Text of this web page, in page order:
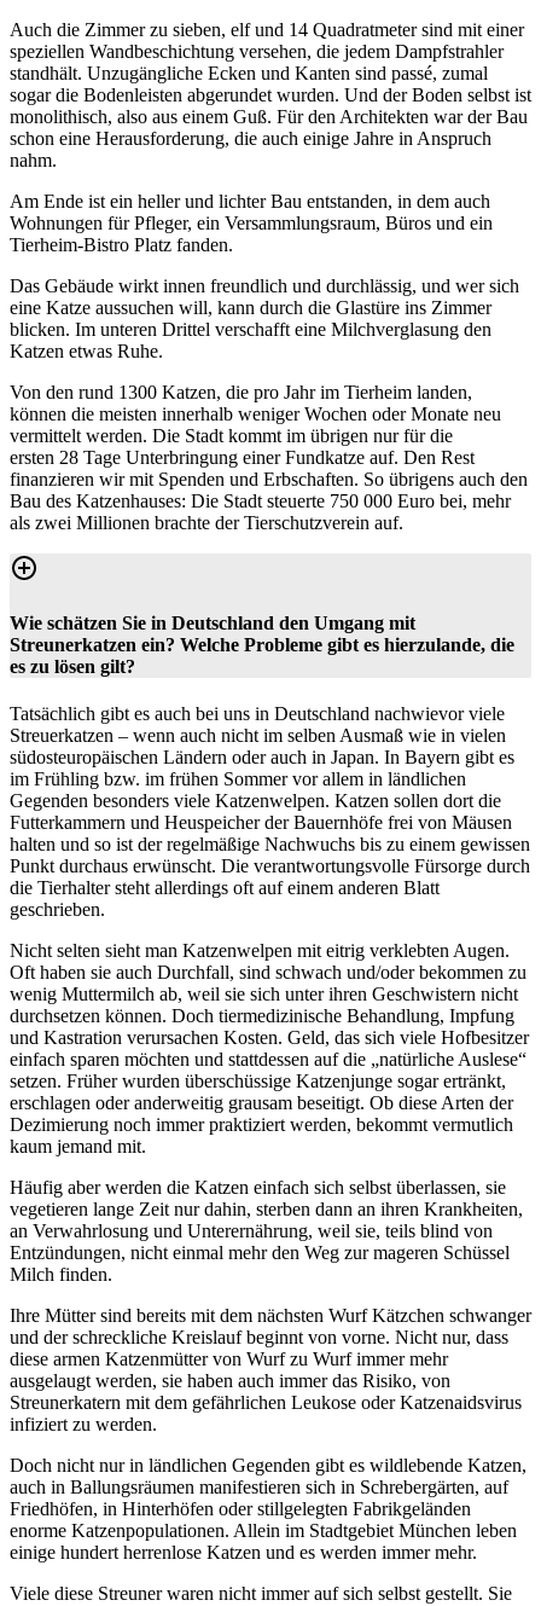
Auch die Zimmer zu sieben, elf und 14 Quadratmeter sind mit einer
speziellen Wandbeschichtung versehen, die jedem Dampfstrahler
standhält. Unzugängliche Ecken und Kanten sind passé, zumal
sogar die Bodenleisten abgerundet wurden. Und der Boden selbst ist
monolithisch, also aus einem Guß. Für den Architekten war der Bau
schon eine Herausforderung, die auch einige Jahre in Anspruch
nahm.
Am Ende ist ein heller und lichter Bau entstanden, in dem auch
Wohnungen für Pfleger, ein Versammlungsraum, Büros und ein
Tierheim-Bistro Platz fanden.
Das Gebäude wirkt innen freundlich und durchlässig, und wer sich
eine Katze aussuchen will, kann durch die Glastüre ins Zimmer
blicken. Im unteren Drittel verschafft eine Milchverglasung den
Katzen etwas Ruhe.
Von den rund 1300 Katzen, die pro Jahr im Tierheim landen,
können die meisten innerhalb weniger Wochen oder Monate neu
vermittelt werden. Die Stadt kommt im übrigen nur für die
ersten 28 Tage Unterbringung einer Fundkatze auf. Den Rest
finanzieren wir mit Spenden und Erbschaften. So übrigens auch den
Bau des Katzenhauses: Die Stadt steuerte 750 000 Euro bei, mehr
als zwei Millionen brachte der Tierschutzverein auf.
Wie schätzen Sie in Deutschland den Umgang mit
Streunerkatzen ein? Welche Probleme gibt es hierzulande, die
es zu lösen gilt?
Tatsächlich gibt es auch bei uns in Deutschland nachwievor viele
Streuerkatzen – wenn auch nicht im selben Ausmaß wie in vielen
südosteuropäischen Ländern oder auch in Japan. In Bayern gibt es
im Frühling bzw. im frühen Sommer vor allem in ländlichen
Gegenden besonders viele Katzenwelpen. Katzen sollen dort die
Futterkammern und Heuspeicher der Bauernhöfe frei von Mäusen
halten und so ist der regelmäßige Nachwuchs bis zu einem gewissen
Punkt durchaus erwünscht. Die verantwortungsvolle Fürsorge durch
die Tierhalter steht allerdings oft auf einem anderen Blatt
geschrieben.
Nicht selten sieht man Katzenwelpen mit eitrig verklebten Augen.
Oft haben sie auch Durchfall, sind schwach und/oder bekommen zu
wenig Muttermilch ab, weil sie sich unter ihren Geschwistern nicht
durchsetzen können. Doch tiermedizinische Behandlung, Impfung
und Kastration verursachen Kosten. Geld, das sich viele Hofbesitzer
einfach sparen möchten und stattdessen auf die „natürliche Auslese“
setzen. Früher wurden überschüssige Katzenjunge sogar ertränkt,
erschlagen oder anderweitig grausam beseitigt. Ob diese Arten der
Dezimierung noch immer praktiziert werden, bekommt vermutlich
kaum jemand mit.
Häufig aber werden die Katzen einfach sich selbst überlassen, sie
vegetieren lange Zeit nur dahin, sterben dann an ihren Krankheiten,
an Verwahrlosung und Unterernährung, weil sie, teils blind von
Entzündungen, nicht einmal mehr den Weg zur mageren Schüssel
Milch finden.
Ihre Mütter sind bereits mit dem nächsten Wurf Kätzchen schwanger
und der schreckliche Kreislauf beginnt von vorne. Nicht nur, dass
diese armen Katzenmütter von Wurf zu Wurf immer mehr
ausgelaugt werden, sie haben auch immer das Risiko, von
Streunerkatern mit dem gefährlichen Leukose oder Katzenaidsvirus
infiziert zu werden.
Doch nicht nur in ländlichen Gegenden gibt es wildlebende Katzen,
auch in Ballungsräumen manifestieren sich in Schrebergärten, auf
Friedhöfen, in Hinterhöfen oder stillgelegten Fabrikgeländen
enorme Katzenpopulationen. Allein im Stadtgebiet München leben
einige hundert herrenlose Katzen und es werden immer mehr.
Viele diese Streuner waren nicht immer auf sich selbst gestellt. Sie